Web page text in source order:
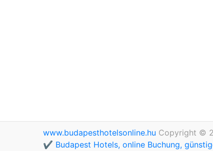
www.budapesthotelsonline.hu Copyright ©
✔️ Budapest Hotels, online Buchung,